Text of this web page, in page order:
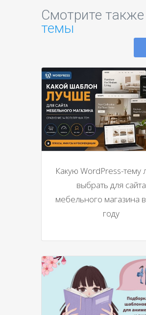
Смотрите также
темы
Какую WordPress-тему
выбрать для сайта
мебельного магазина
году